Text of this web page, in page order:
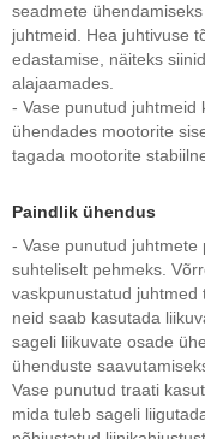
seadmete
juhtmeid. Hea juhtivuse
edastamise, näiteks
alajaamades.
- Vase punutud juhtmeid
ühendades mootorite
tagada mootorite
Paindlik ühendus
- Vase punutud
suhteliselt pehmeks.
vaskpunustatud
neid saab kasutada
sageli liikuvate osade
ühenduste
Vase punutud traati
mida tuleb sageli